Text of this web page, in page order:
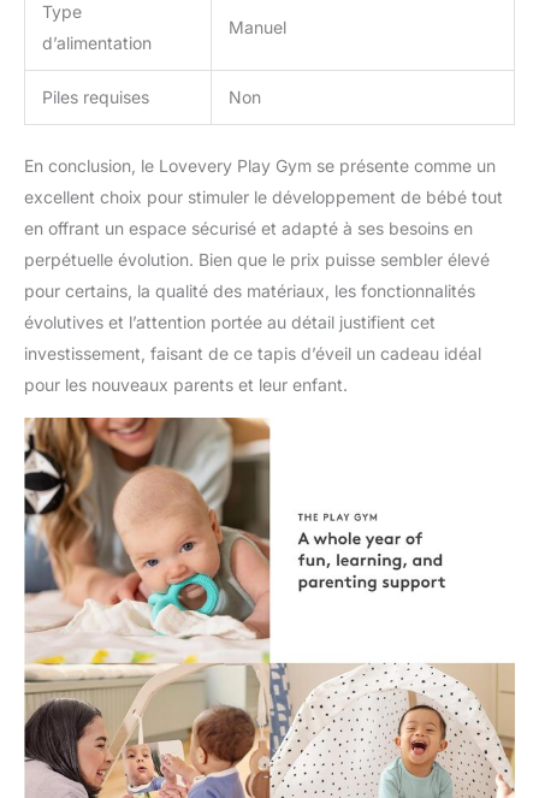
Type
d’alimentation
Manuel
Piles requises Non
En conclusion, le Lovevery Play Gym se présente comme un
excellent choix pour stimuler le développement de bébé tout
en offrant un espace sécurisé et adapté à ses besoins en
perpétuelle évolution. Bien que le prix puisse sembler élevé
pour certains, la qualité des matériaux, les fonctionnalités
évolutives et l’attention portée au détail justifient cet
investissement, faisant de ce tapis d’éveil un cadeau idéal
pour les nouveaux parents et leur enfant.